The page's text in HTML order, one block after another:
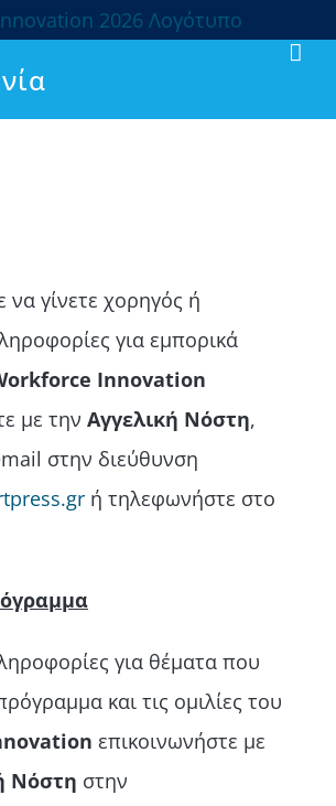
να γίνετε χορηγός ή
για εμπορικά
Innovation
με την Αγγελική Νόστη,
στην διεύθυνση
ή τηλεφωνήστε στο
για θέματα που
και τις ομιλίες του
επικοινωνήστε με
Νόστη στην